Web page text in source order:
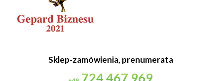
Sklep-zamówienia, prenumerata
724 467 969